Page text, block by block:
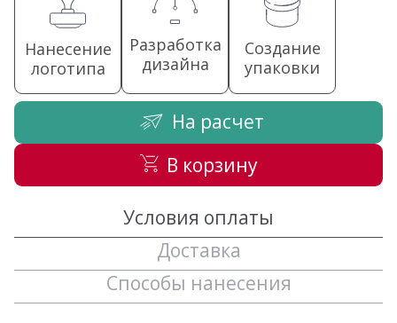
Нанесение
логотипа
Разработка
дизайна
Создание
упаковки
На расчет
В корзину
Условия оплаты
Доставка
Способы нанесения